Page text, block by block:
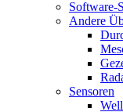
Software-
Andere
Sensoren